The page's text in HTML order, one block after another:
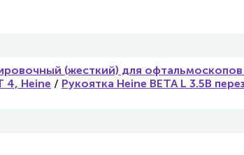
(жесткий) для офтальмоскопов
4, Heine / Рукоятка Heine ВЕТА L 3.5В